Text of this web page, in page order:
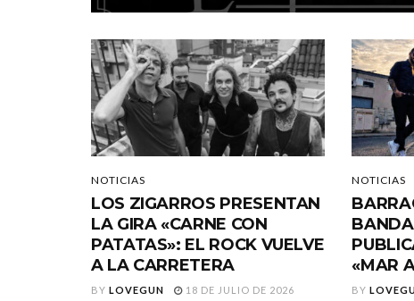
NOTICIAS
LOS ZIGARROS PRESENTAN
LA GIRA «CARNE CON
PATATAS»: EL ROCK VUELVE
A LA CARRETERA
BY LOVEGUN 18 DE JULIO DE 2026
NOTICIAS
«MAR
BY